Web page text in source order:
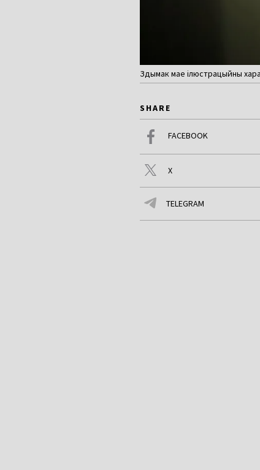
Здымак мае ілюстрацыйны
SHARE
FACEBOOK
X
TELEGRAM